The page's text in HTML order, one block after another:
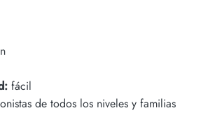
fácil
de todos los niveles y familias